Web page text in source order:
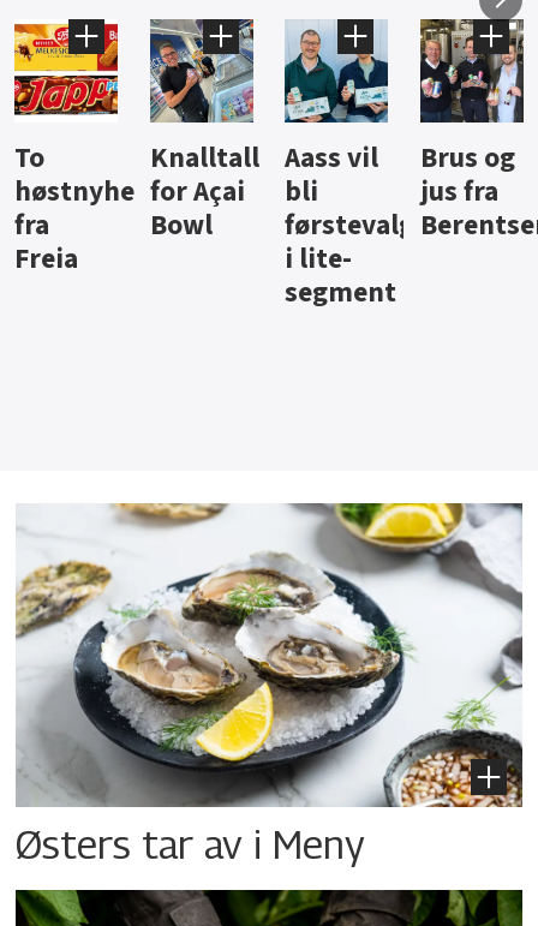
Knalltall
for Açai
Bowl
Aass vil
bli
førstevalg
Brus og
jus fra
Berentsen
Hard
iste fra
Hansa
Østers tar av i Meny